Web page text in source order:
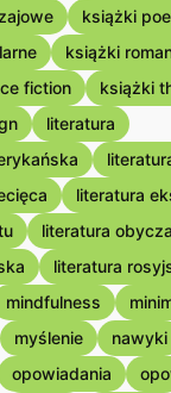
książki
książki
fiction
książki
literatura
literatura
literatura
literatura
mindfulness
myślenie nawyki
opowiadania